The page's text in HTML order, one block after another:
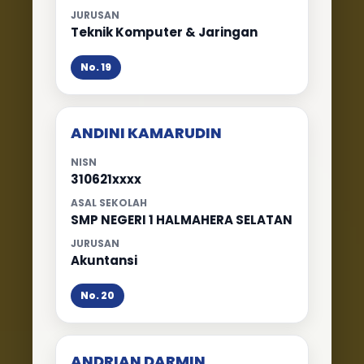
JURUSAN
Teknik Komputer & Jaringan
No. 19
ANDINI KAMARUDIN
NISN
310621xxxx
ASAL SEKOLAH
SMP NEGERI 1 HALMAHERA SELATAN
JURUSAN
Akuntansi
No. 20